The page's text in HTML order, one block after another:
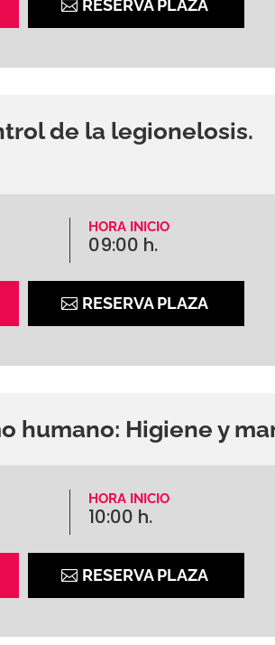
RESERVA PLAZA
de la legionelosis.
HORA INICIO
09:00 h.
RESERVA PLAZA
humano: Higiene y
HORA INICIO
10:00 h.
RESERVA PLAZA